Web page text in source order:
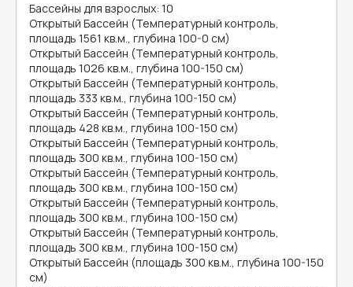
Бассейны для взрослых: 10
Открытый Бассейн (Температурный контроль,
площадь 1561 кв.м., глубина 100-0 см)
Открытый Бассейн (Температурный контроль,
площадь 1026 кв.м., глубина 100-150 см)
Открытый Бассейн (Температурный контроль,
площадь 333 кв.м., глубина 100-150 см)
Открытый Бассейн (Температурный контроль,
площадь 428 кв.м., глубина 100-150 см)
Открытый Бассейн (Температурный контроль,
площадь 300 кв.м., глубина 100-150 см)
Открытый Бассейн (Температурный контроль,
площадь 300 кв.м., глубина 100-150 см)
Открытый Бассейн (Температурный контроль,
площадь 300 кв.м., глубина 100-150 см)
Открытый Бассейн (Температурный контроль,
площадь 300 кв.м., глубина 100-150 см)
Открытый Бассейн (площадь 300 кв.м., глубина 100-150
см)